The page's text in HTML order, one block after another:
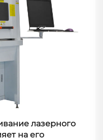
лазерного
на его